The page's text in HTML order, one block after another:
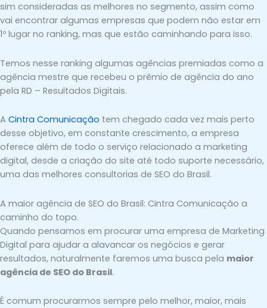
sim consideradas as melhores no segmento, assim como
vai encontrar algumas empresas que podem não estar em
1º lugar no ranking, mas que estão caminhando para isso.
Temos nesse ranking algumas agências premiadas como a
agência mestre que recebeu o prêmio de agência do ano
pela RD – Resultados Digitais.
A Cintra Comunicação tem chegado cada vez mais perto
desse objetivo, em constante crescimento, a empresa
oferece além de todo o serviço relacionado a marketing
digital, desde a criação do site até todo suporte necessário,
uma das melhores consultorias de SEO do Brasil.
A maior agência de SEO do Brasil: Cintra Comunicação a
caminho do topo.
Quando pensamos em procurar uma empresa de Marketing
Digital para ajudar a alavancar os negócios e gerar
resultados, naturalmente faremos uma busca pela maior
agência de SEO do Brasil.
É comum procurarmos sempre pelo melhor, maior, mais